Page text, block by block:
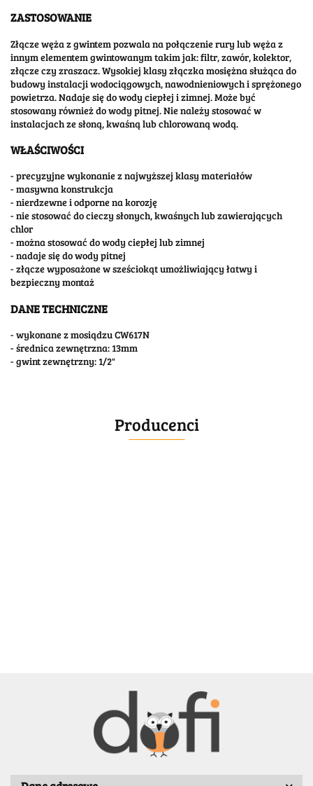
ZASTOSOWANIE
Złącze węża z gwintem pozwala na połączenie rury lub węża z
innym elementem gwintowanym takim jak: filtr, zawór, kolektor,
złącze czy zraszacz. Wysokiej klasy złączka mosiężna służąca do
budowy instalacji wodociągowych, nawodnieniowych i sprężonego
powietrza. Nadaje się do wody ciepłej i zimnej. Może być
stosowany również do wody pitnej. Nie należy stosować w
instalacjach ze słoną, kwaśną lub chlorowaną wodą.
WŁAŚCIWOŚCI
- precyzyjne wykonanie z najwyższej klasy materiałów
- masywna konstrukcja
- nierdzewne i odporne na korozję
- nie stosować do cieczy słonych, kwaśnych lub zawierających
chlor
- można stosować do wody ciepłej lub zimnej
- nadaje się do wody pitnej
- złącze wyposażone w sześciokąt umożliwiający łatwy i
bezpieczny montaż
DANE TECHNICZNE
- wykonane z mosiądzu CW617N
- średnica zewnętrzna: 13mm
- gwint zewnętrzny: 1/2"
Producenci
BENASSI/GALGI